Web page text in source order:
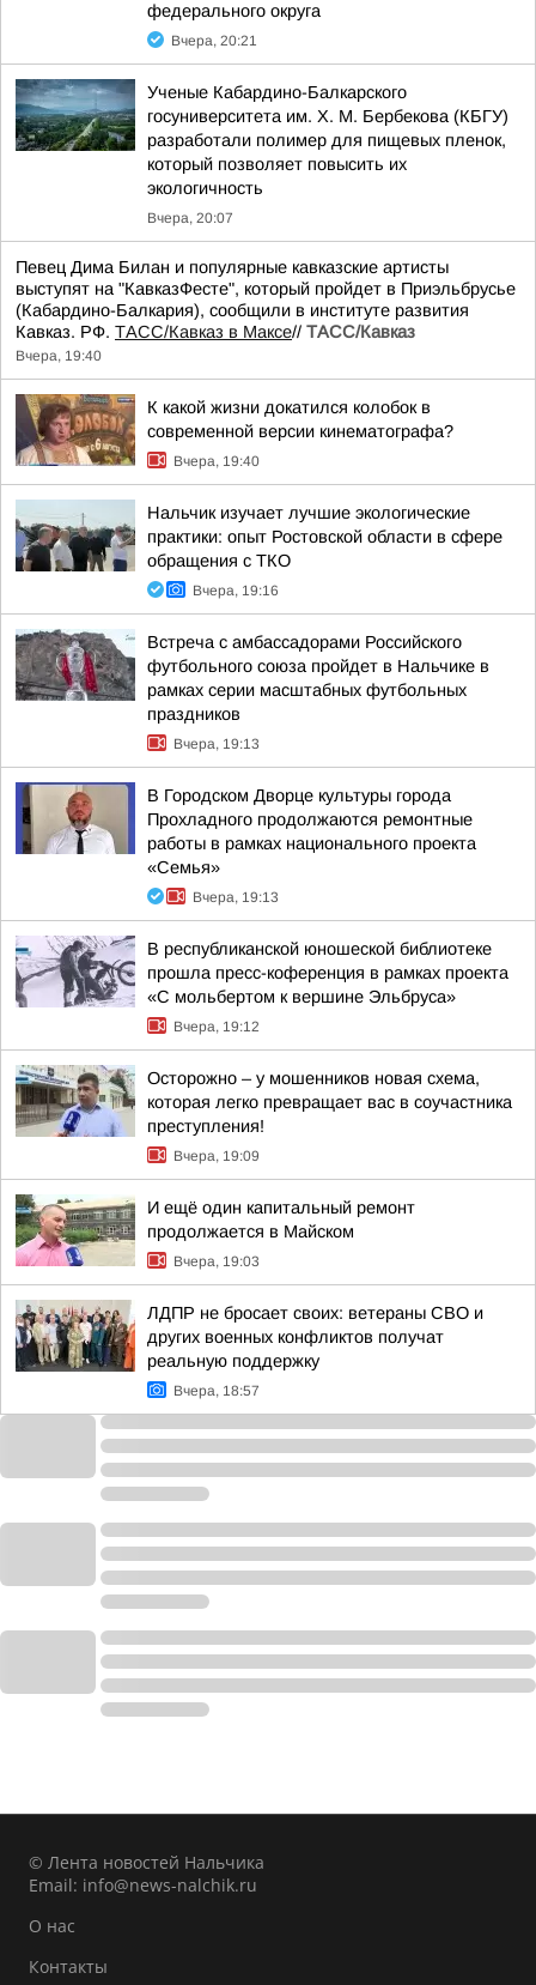
федерального округа
Вчера, 20:21
Ученые Кабардино-Балкарского
госуниверситета им. Х. М. Бербекова (КБГУ)
разработали полимер для пищевых пленок,
который позволяет повысить их
экологичность
Вчера, 20:07
Певец Дима Билан и популярные кавказские артисты
выступят на "КавказФесте", который пройдет в Приэльбрусье
(Кабардино-Балкария), сообщили в институте развития
Кавказ. РФ. ТАСС/Кавказ в Максе// ТАСС/Кавказ
Вчера, 19:40
К какой жизни докатился колобок в
современной версии кинематографа?
Вчера, 19:40
Нальчик изучает лучшие экологические
практики: опыт Ростовской области в сфере
обращения с ТКО
Вчера, 19:16
Встреча с амбассадорами Российского
футбольного союза пройдет в Нальчике в
рамках серии масштабных футбольных
праздников
Вчера, 19:13
В Городском Дворце культуры города
Прохладного продолжаются ремонтные
работы в рамках национального проекта
«Семья»
Вчера, 19:13
В республиканской юношеской библиотеке
прошла пресс-коференция в рамках проекта
«С мольбертом к вершине Эльбруса»
Вчера, 19:12
Осторожно – у мошенников новая схема,
которая легко превращает вас в соучастника
преступления!
Вчера, 19:09
И ещё один капитальный ремонт
продолжается в Майском
Вчера, 19:03
ЛДПР не бросает своих: ветераны СВО и
других военных конфликтов получат
реальную поддержку
Вчера, 18:57
© Лента новостей Нальчика
Email: info@news-nalchik.ru
О нас
Контакты